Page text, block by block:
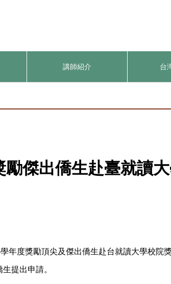
講師紹介 台
勵傑出僑生赴臺就讀
年度獎勵頂尖及傑出僑生赴台就讀大學校院
提出申請。